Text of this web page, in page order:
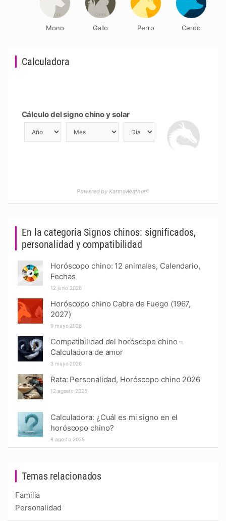
Temas relacionados
Familia
Personalidad
En la categoria Signos chinos: significados,
personalidad y compatibilidad
Horóscopo chino: 12 animales, Calendario,
Fechas
12 junio 2026
Horóscopo chino Cabra de Fuego (1967,
2027)
9 mayo 2026
Compatibilidad del horóscopo chino –
Calculadora de amor
3 mayo 2026
Rata: Personalidad, Horóscopo chino 2026
12 agosto 2025
Calculadora: ¿Cuál es mi signo en el
horóscopo chino?
8 agosto 2025
Calculadora
Cálculo del signo chino y solar
Powered by KarmaWeather®
Mono Gallo Perro Cerdo